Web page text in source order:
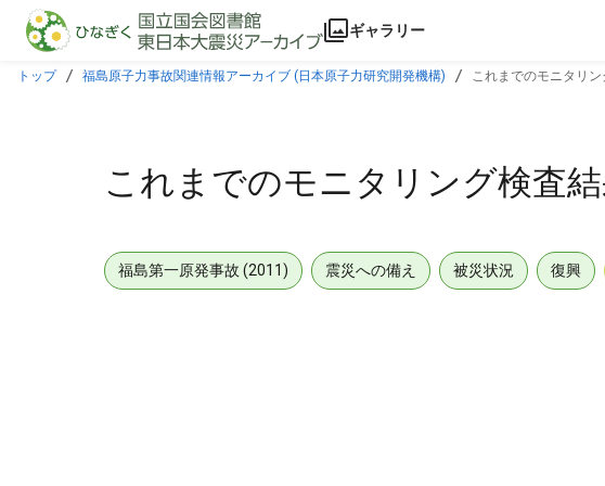
本文に飛ぶ
ギャラリー
トップ 福島原子力事故関連情報アーカイブ (日本原子力研究開発機構) これまでのモニタリ
これまでのモニタリング検査
福島第一原発事故 (2011) 震災への備え 被災状況 復興